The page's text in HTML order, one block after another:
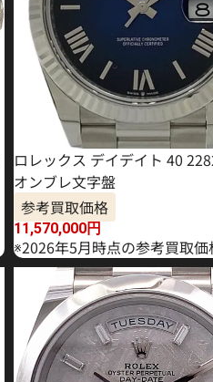
ロレックス デイデイト 40
オンブレ文字盤
参考買取価格
11,570,000円
※2026年5月時点の参考買取価